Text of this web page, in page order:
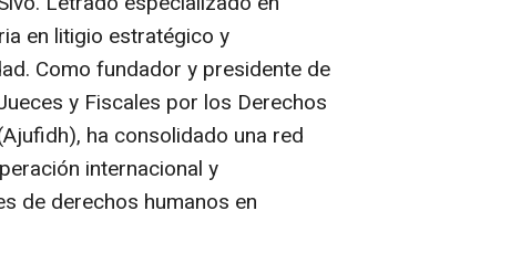
en litigio estratégico y
Como fundador y presidente de
y Fiscales por los Derechos
ha consolidado una red
internacional y
de derechos humanos en